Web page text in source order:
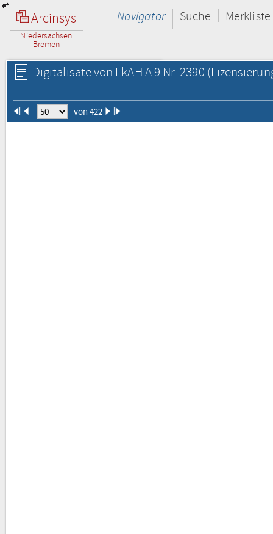
Arcinsys
Niedersachsen
Bremen
Navigator Suche Merkliste
Digitalisate von LkAH A 9 Nr. 2390
von 422